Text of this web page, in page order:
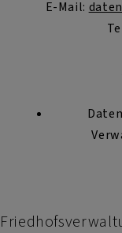
E-Mail: